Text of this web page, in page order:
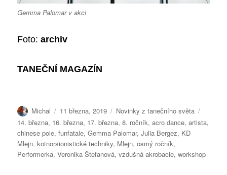
Gemma Palomar v akci
Foto: archiv
TANEČNÍ MAGAZÍN
Autor:
Michal Publikováno:
11 března, 2019 Rubriky:
Novinky z tanečního světa
14. března, 16. března, 17. března,8. ročník,acro dance,artista,
chinese pole,funfatale,Gemma Palomar,Julia Bergez, KD
Mlejn,kotnorsionistické techniky, Mlejn,osmý ročník,
Performerka,Veronika Štefanová,vzdušná akrobacie,workshop